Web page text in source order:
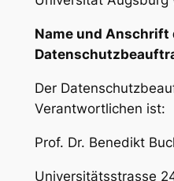
Name und Anschrift
Der
Verantwortlichen ist:
Prof. Dr. Benedikt
Universitätsstrasse